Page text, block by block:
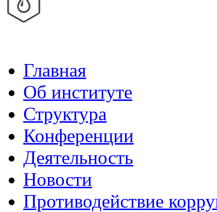
Главная
Об институте
Структура
Конференции
Деятельность
Новости
Противодействие